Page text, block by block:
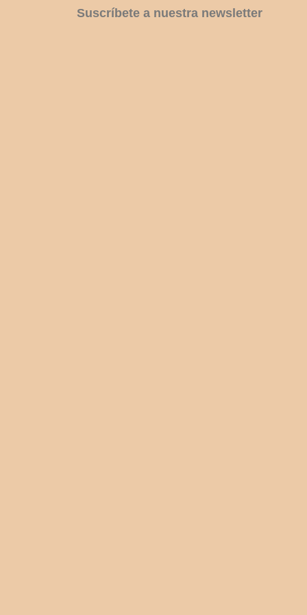
Suscríbete a nuestra newsletter